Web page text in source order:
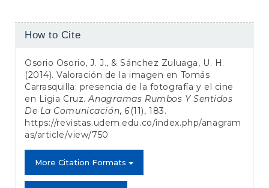
Article
How to Cite
Osorio Osorio, J. J., & Sánchez Zuluaga, U. H.
(2014). Valoración de la imagen en Tomás
Carrasquilla: presencia de la fotografía y el cine
en Ligia Cruz.Anagramas Rumbos Y Sentidos
De La Comunicación,6(11), 183.
https://revistas.udem.edu.co/index.php/anagram
as/article/view/750
More Citation Formats